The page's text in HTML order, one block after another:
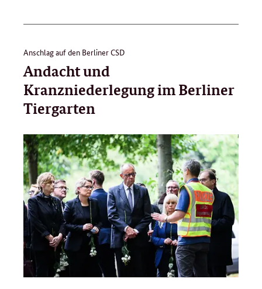
Anschlag auf den Berliner CSD
Andacht und
Kranzniederlegung im Berliner
Tiergarten